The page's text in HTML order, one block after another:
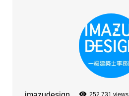
252,731 views